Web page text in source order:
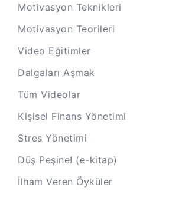
Motivasyon Teknikleri
Motivasyon Teorileri
Video Eğitimler
Dalgaları Aşmak
Tüm Videolar
Kişisel Finans Yönetimi
Stres Yönetimi
Düş Peşine! (e-kitap)
İlham Veren Öyküler